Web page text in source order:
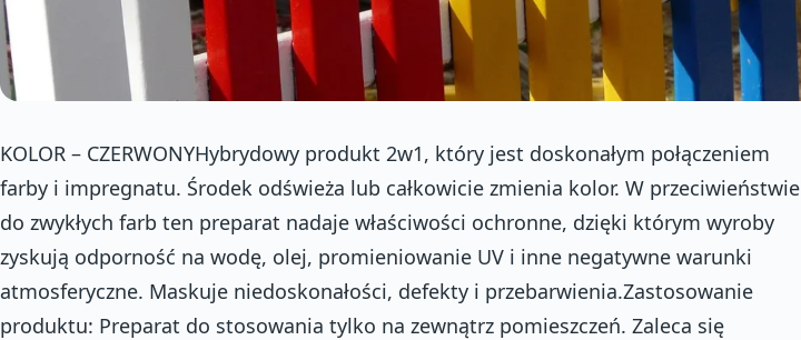
KOLOR – CZERWONYHybrydowy produkt 2w1, który jest doskonałym połączeniem
farby i impregnatu. Środek odświeża lub całkowicie zmienia kolor. W przeciwieństwie
do zwykłych farb ten preparat nadaje właściwości ochronne, dzięki którym wyroby
zyskują odporność na wodę, olej, promieniowanie UV i inne negatywne warunki
atmosferyczne. Maskuje niedoskonałości, defekty i przebarwienia.Zastosowanie
produktu: Preparat do stosowania tylko na zewnątrz pomieszczeń. Zaleca się